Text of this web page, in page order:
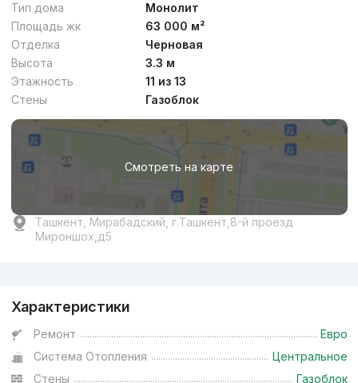
Тип дома
Монолит
Площадь жк
63 000 м²
Отделка
Черновая
Высота
3.3 м
Этажность
11 из 13
Стены
Газоблок
Смотреть на карте
Ташкент, Мирабадский, г.Ташкент,8-й проезд
Мироншох,д5
Характеристики
Ремонт
Евро
Система Отопления
Центральное
Стены
Газоблок